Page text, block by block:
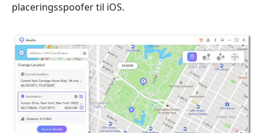
placeringsspoofer til iOS.